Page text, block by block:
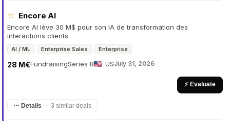
☆ Encore AI
Encore AI lève 30 M$ pour son IA de transformation des
interactions clients
AI / ML Enterprise Sales Enterprise
Fundraising
28 M€ Series B USJuly 31, 2026
⚡ Evaluate
⋯ Details — 3 similar deals